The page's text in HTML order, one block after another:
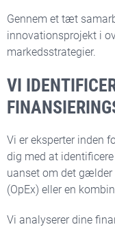
Gennem et tæt
innovationsprojekt i
markedsstrategier.
VI
Vi er eksperter inden
dig med at
uanset om det
(OpEx) eller en
Vi analyserer dine